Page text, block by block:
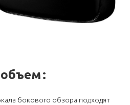
:
бокового обзора подходят